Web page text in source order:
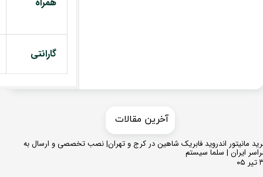
گارانتی
مانیتور اندروید فابریک شاهین در کرج و تهران| نصب تخصصی و ارسال به
ایران | سلما سیستم
​​آخرین مقالات